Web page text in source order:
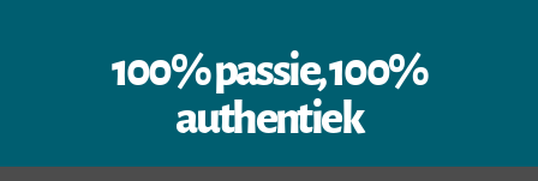
100% passie, 100%
authentiek